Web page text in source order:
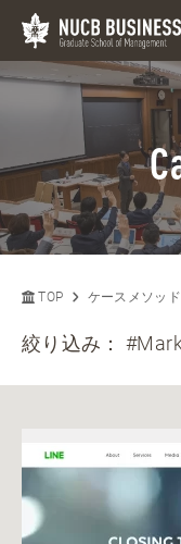
TOP ケースメソッド
絞り込み：